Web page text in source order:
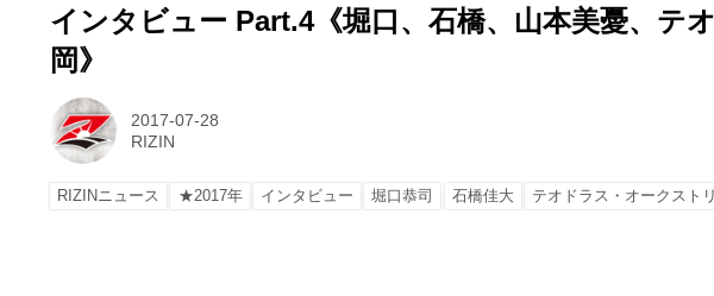
インタビュー Part.4《堀口、石橋、山本美憂、テ
岡》
2017-07-28
RIZIN
RIZINニュース ★2017年 インタビュー 堀口恭司 石橋佳大 テオドラス・オークスト